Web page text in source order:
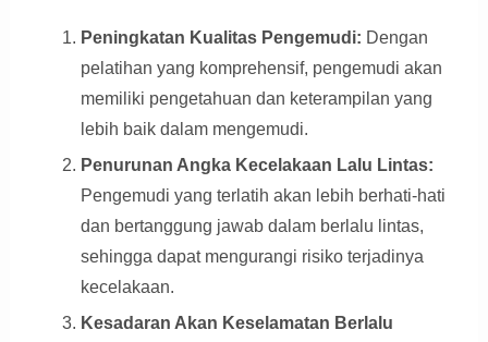
Peningkatan Kualitas Pengemudi: Dengan
pelatihan yang komprehensif, pengemudi akan
memiliki pengetahuan dan keterampilan yang
lebih baik dalam mengemudi.
Penurunan Angka Kecelakaan Lalu Lintas:
Pengemudi yang terlatih akan lebih berhati-hati
dan bertanggung jawab dalam berlalu lintas,
sehingga dapat mengurangi risiko terjadinya
kecelakaan.
Kesadaran Akan Keselamatan Berlalu